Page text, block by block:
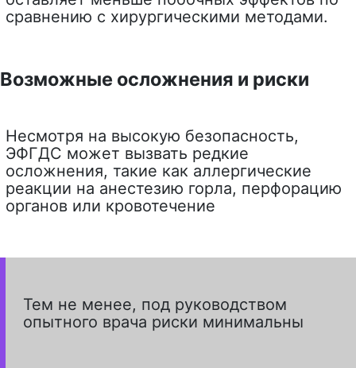
сравнению с хирургическими методами.
Возможные осложнения и риски
Несмотря на высокую безопасность,
ЭФГДС может вызвать редкие
осложнения, такие как аллергические
реакции на анестезию горла, перфорацию
органов или кровотечение
Тем не менее, под руководством
опытного врача риски минимальны